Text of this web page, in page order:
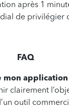
après 1
de privilégier
FAQ
mon
clairement
outil